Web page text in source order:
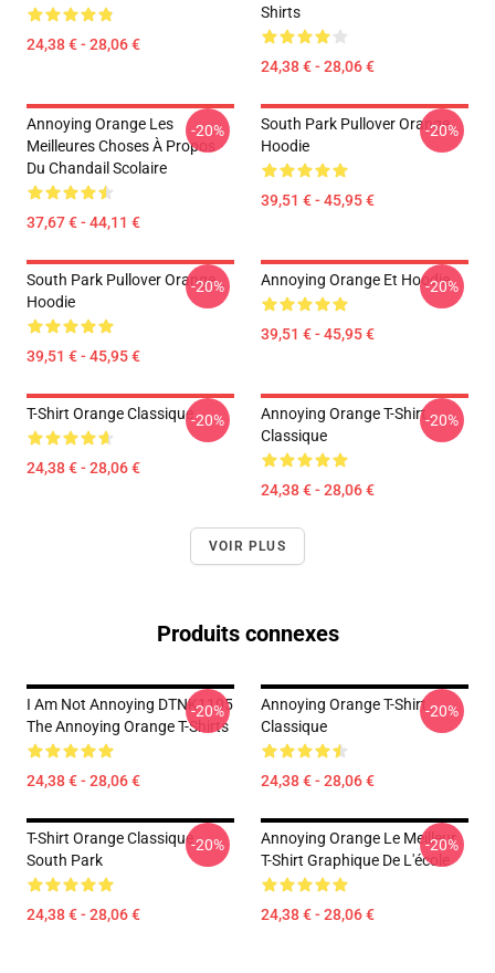
24,38 € - 28,06 €
Shirts
24,38 € - 28,06 €
Annoying Orange Les
Meilleures Choses À Propos
Du Chandail Scolaire
37,67 € - 44,11 €
-20%
South Park Pullover Orange
Hoodie
39,51 € - 45,95 €
-20%
South Park Pullover Orange
Hoodie
39,51 € - 45,95 €
-20% Annoying Orange Et Hoodie
39,51 € - 45,95 €
-20%
T-Shirt Orange Classique
24,38 € - 28,06 €
-20%
Annoying Orange T-Shirt
Classique
24,38 € - 28,06 €
-20%
VOIR PLUS
Produits connexes
I Am Not Annoying DTNK1105
The Annoying Orange T-Shirts
24,38 € - 28,06 €
-20%
Annoying Orange T-Shirt
Classique
24,38 € - 28,06 €
-20%
T-Shirt Orange Classique
South Park
24,38 € - 28,06 €
-20%
Annoying Orange Le Meilleur
T-Shirt Graphique De L'école
24,38 € - 28,06 €
-20%